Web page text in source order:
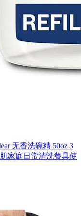
无香洗碗精 50oz 3
家庭日常清洗餐具使